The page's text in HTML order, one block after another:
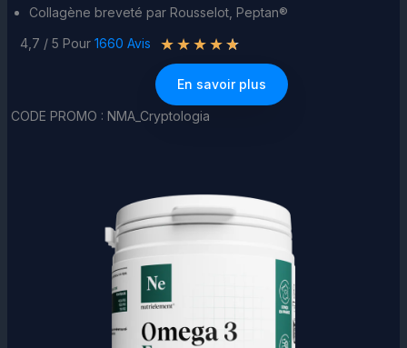
Collagène breveté par Rousselot, Peptan®
4,7 / 5 Pour 1660 Avis ★★★★★
En savoir plus
CODE PROMO : NMA_Cryptologia